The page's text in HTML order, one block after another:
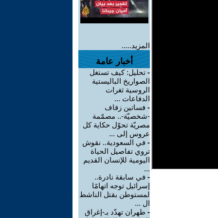
المزيد.....
أخبار عامة
- تحليل: كيف تستغل
الصواريخ الباليستية
الروسية ثغرات
الدفاعات ...
- فساتين زفاف
-شخصيّة-.. مصمّمة
مصريّة تحوّل حكاية كل
عروس إلى ...
- في السعودية.. نقوش
تروي تفاصيل الحياة
اليومية للإنسان القديم
...
- في سابقة نادرة..
إسرائيل توجه اتهامًا
لمستوطن بقتل الناشط
ال ...
- طهران تهدّد بـ-إغراق